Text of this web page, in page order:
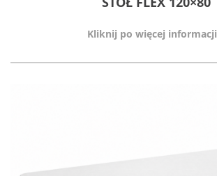
Kliknij po więcej informacji